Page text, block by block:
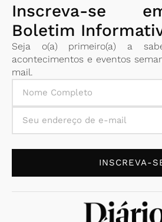
Inscreva-se
Boletim
Seja o(a) primeiro(a) a
acontecimentos e eventos
mail.
INSCREVA-